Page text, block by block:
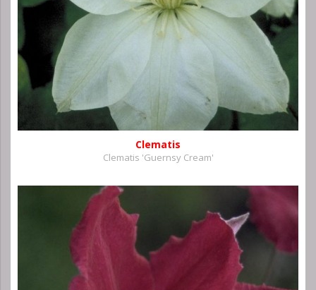
Clematis
Clematis 'Guernsy Cream'